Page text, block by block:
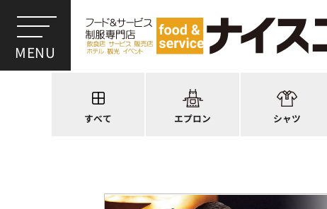
すべて エプロン
ワンショルダー
前後合わせ
ラップエプロン
シャツ
ウイングカラー
オープンカラー
ポロシャツ
和風シャツ(Asian)